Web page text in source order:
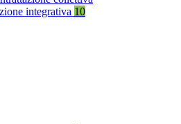
integrativa 10